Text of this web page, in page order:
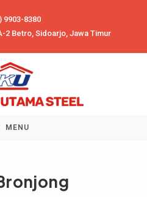
9903-8380
2 Betro, Sidoarjo, Jawa Timur
MENU